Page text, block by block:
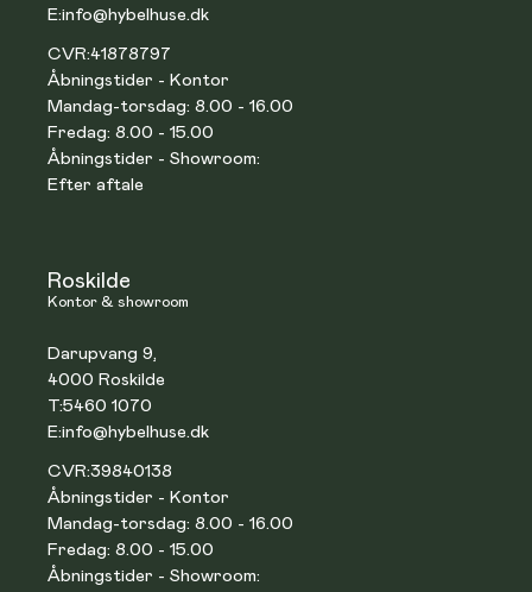
E:info@hybelhuse.dk
CVR:41878797
Åbningstider - Kontor
Mandag-torsdag: 8.00 - 16.00
Fredag: 8.00 - 15.00
Åbningstider - Showroom:
Efter aftale
Roskilde
Kontor & showroom
Darupvang 9,
4000 Roskilde
T:5460 1070
E:info@hybelhuse.dk
CVR:39840138
Åbningstider - Kontor
Mandag-torsdag: 8.00 - 16.00
Fredag: 8.00 - 15.00
Åbningstider - Showroom: